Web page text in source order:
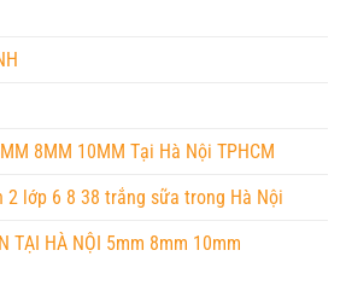
8MM 10MM Tại Hà Nội TPHCM
2 lớp 6 8 38 trắng sữa trong Hà Nội
TẠI HÀ NỘI 5mm 8mm 10mm